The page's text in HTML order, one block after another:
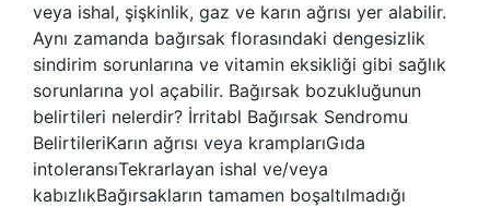
veya ishal, şişkinlik, gaz ve karın ağrısı yer alabilir.
Aynı zamanda bağırsak florasındaki dengesizlik
sindirim sorunlarına ve vitamin eksikliği gibi sağlık
sorunlarına yol açabilir. Bağırsak bozukluğunun
belirtileri nelerdir? İrritabl Bağırsak Sendromu
BelirtileriKarın ağrısı veya kramplarıGıda
intoleransıTekrarlayan ishal ve/veya
kabızlıkBağırsakların tamamen boşaltılmadığı